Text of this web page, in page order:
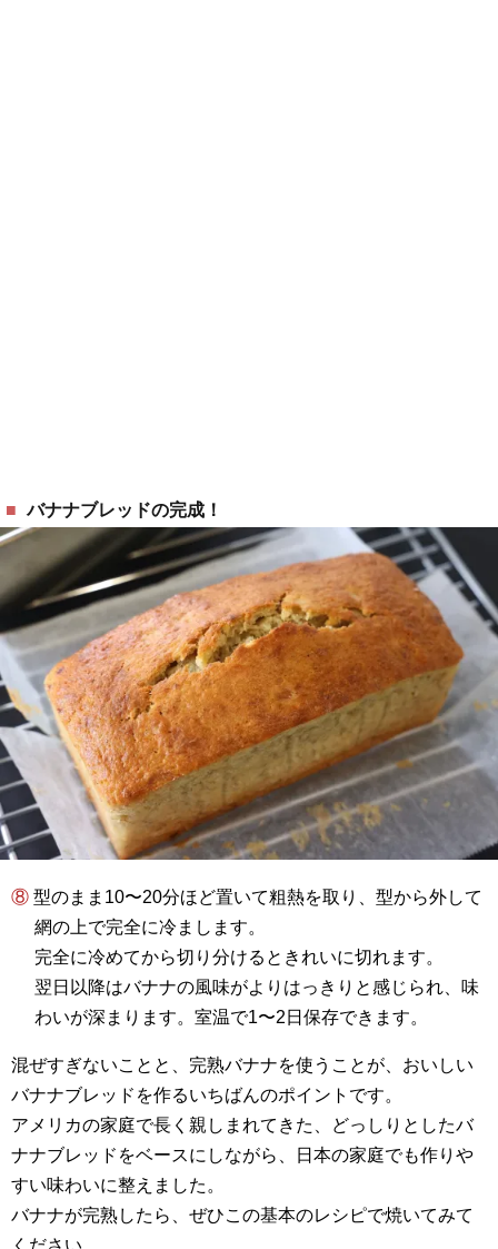
バナナブレッドの完成！
⑧ 型のまま10〜20分ほど置いて粗熱を取り、型から外して
網の上で完全に冷まします。
完全に冷めてから切り分けるときれいに切れます。
翌日以降はバナナの風味がよりはっきりと感じられ、味
わいが深まります。室温で1〜2日保存できます。
混ぜすぎないことと、完熟バナナを使うことが、おいしい
バナナブレッドを作るいちばんのポイントです。
アメリカの家庭で長く親しまれてきた、どっしりとしたバ
ナナブレッドをベースにしながら、日本の家庭でも作りや
すい味わいに整えました。
バナナが完熟したら、ぜひこの基本のレシピで焼いてみて
ください。